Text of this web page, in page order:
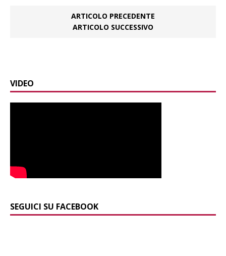
ARTICOLO PRECEDENTE
ARTICOLO SUCCESSIVO
VIDEO
SEGUICI SU FACEBOOK